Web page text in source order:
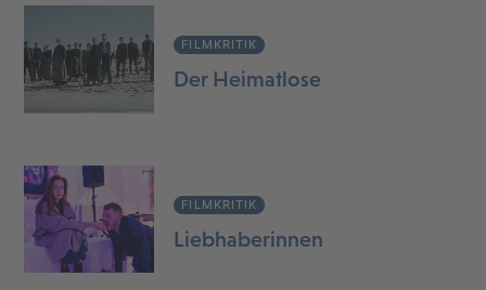
FILMKRITIK
Der Heimatlose
FILMKRITIK
Liebhaberinnen